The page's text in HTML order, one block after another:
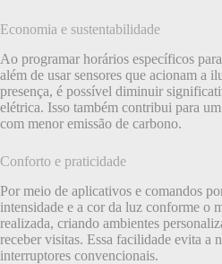
Economia e sustentabilidade
Ao programar horários específicos
além de usar sensores que acionam a
presença, é possível diminuir
elétrica. Isso também contribui para
com menor emissão de carbono.
Conforto e praticidade
Por meio de aplicativos e comandos
intensidade e a cor da luz conforme o
realizada, criando ambientes
receber visitas. Essa facilidade evita a
interruptores convencionais.